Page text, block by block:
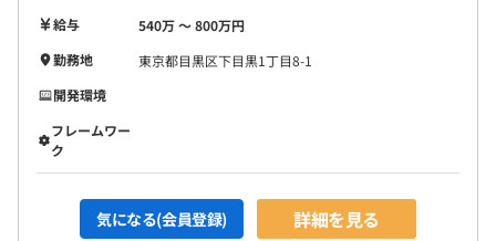
給与
540万 〜 800万円
勤務地
東京都目黒区下目黒1丁目8-1
開発環境
フレームワー
ク
気になる(会員登録) 詳細を見る